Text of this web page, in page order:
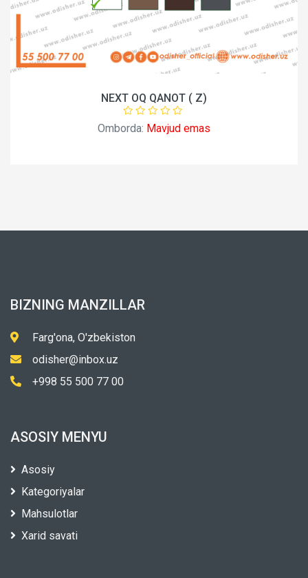
NEXT OQ QANOT ( Z)
Mavjud emas
BIZNING MANZILLAR
Farg'ona, O'zbekiston
odisher@inbox.uz
+998 55 500 77 00
ASOSIY MENYU
Asosiy
Kategoriyalar
Mahsulotlar
Xarid savati